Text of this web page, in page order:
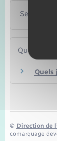
Services
Questions
© Direction de
comarquage